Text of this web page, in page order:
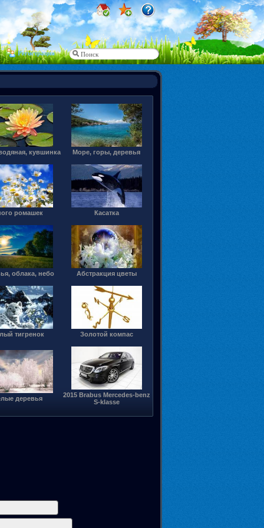
Регистрация
кувшинка Море, горы, деревья
ромашек Касатка
облака, небо Абстракция цветы
тигренок Золотой компас
деревья
2015 Brabus Mercedes-benz
S-klasse